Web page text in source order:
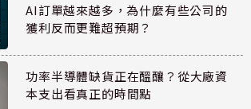
AI訂單越來越多，為什麼有些公司的
獲利反而更難超預期？
功率半導體缺貨正在醞釀？從大廠資
本支出看真正的時間點